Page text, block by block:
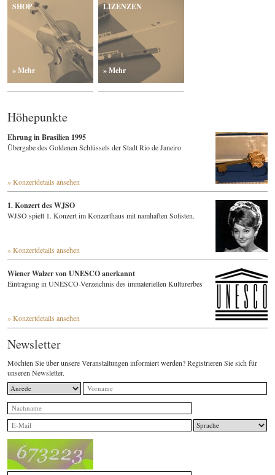
SHOP
» Mehr
LIZENZEN
» Mehr
Höhepunkte
Ehrung in Brasilien 1995
Übergabe des Goldenen Schlüssels der Stadt Rio de Janeiro
» Konzertdetails ansehen
1. Konzert des WJSO
WJSO spielt 1. Konzert im Konzerthaus mit namhaften Solisten.
» Konzertdetails ansehen
Wiener Walzer von UNESCO anerkannt
Eintragung in UNESCO-Verzeichnis des immateriellen Kulturerbes
» Konzertdetails ansehen
Newsletter
Möchten Sie über unsere Veranstaltungen informiert werden? Registrieren Sie sich für
unseren Newsletter.